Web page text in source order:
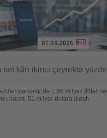
07.08.2026
net kârı ikinci çeyrekte yüzde
döneminde 1,95 milyar dolar
hacmi 51 milyar dolara ulaştı